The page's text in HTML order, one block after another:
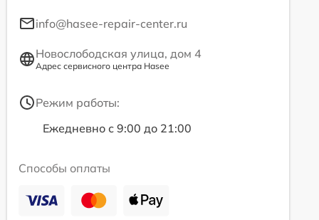
info@hasee-repair-center.ru
Новослободская улица, дом 4
Адрес сервисного центра Hasee
Режим работы:
Ежедневно с 9:00 до 21:00
Способы оплаты